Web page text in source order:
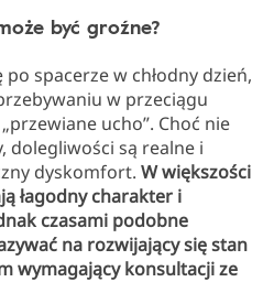
być groźne?
spacerze w chłodny dzień,
w przeciągu
ucho”. Choć nie
dolegliwości są realne i
dyskomfort. W większości
łagodny charakter i
czasami podobne
na rozwijający się stan
wymagający konsultacji ze